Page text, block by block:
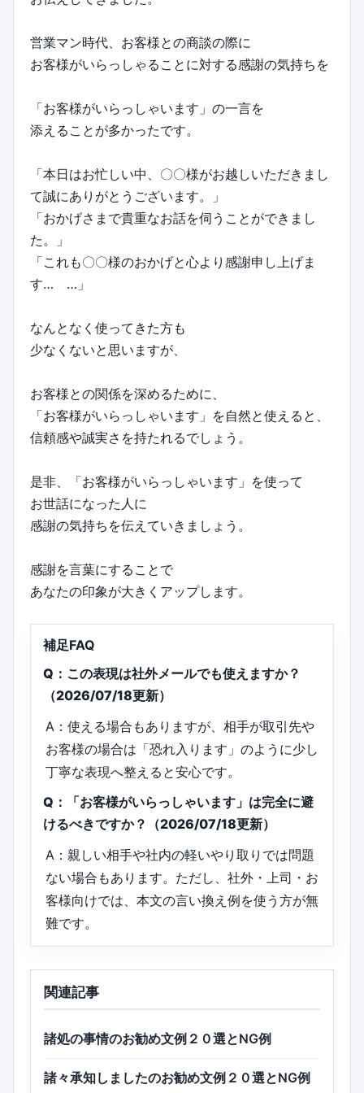
営業マン時代、お客様との商談の際に
お客様がいらっしゃることに対する感謝の気持ちを
「お客様がいらっしゃいます」の一言を
添えることが多かったです。
「本日はお忙しい中、〇〇様がお越しいただきまし
て誠にありがとうございます。」
「おかげさまで貴重なお話を伺うことができまし
た。」
「これも〇〇様のおかげと心より感謝申し上げま
す… …」
なんとなく使ってきた方も
少なくないと思いますが、
お客様との関係を深めるために、
「お客様がいらっしゃいます」を自然と使えると、
信頼感や誠実さを持たれるでしょう。
是非、「お客様がいらっしゃいます」を使って
お世話になった人に
感謝の気持ちを伝えていきましょう。
感謝を言葉にすることで
あなたの印象が大きくアップします。
補足FAQ
Q：この表現は社外メールでも使えますか？
（2026/07/18更新）
A：使える場合もありますが、相手が取引先や
お客様の場合は「恐れ入ります」のように少し
丁寧な表現へ整えると安心です。
Q：「お客様がいらっしゃいます」は完全に避
けるべきですか？（2026/07/18更新）
A：親しい相手や社内の軽いやり取りでは問題
ない場合もあります。ただし、社外・上司・お
客様向けでは、本文の言い換え例を使う方が無
難です。
関連記事
諸処の事情のお勧め文例２０選とNG例
諸々承知しましたのお勧め文例２０選とNG例